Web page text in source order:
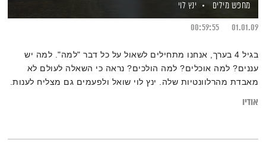
מחפש מילים
ינץ לוי
01.01.09
00:59:55
בגיל 4 בערך, אנחנו מתחילים לשאול על כל דבר "למה". למה יש
עננים? למה אוכלים? למה הולכים? נראה כי השאלה לעולם לא
מאבדת מהרלוונטיות שלה. ינץ לוי שואל ולפעמים גם מצליח לענות.
אודיו